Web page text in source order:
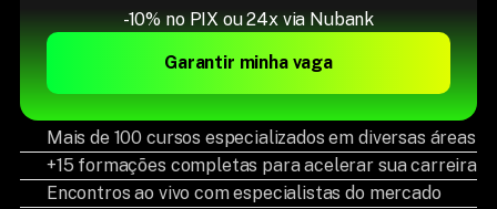
Mais de 100 cursos especializados em diversas áreas
+15 formações completas para acelerar sua carreira
Encontros ao vivo com especialistas do mercado
-10% no PIX ou 24x via Nubank
Garantir minha vaga